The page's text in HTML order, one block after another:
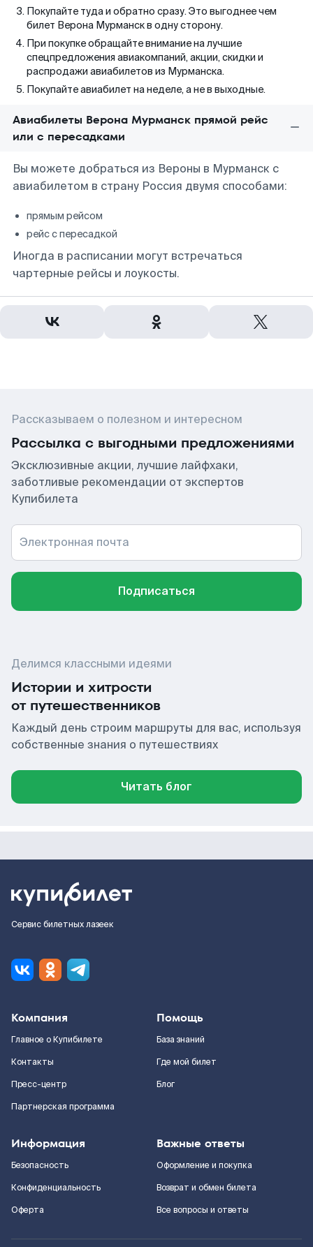
Покупайте туда и обратно сразу. Это выгоднее чем
билет Верона Мурманск в одну сторону.
При покупке обращайте внимание на лучшие
спецпредложения авиакомпаний, акции, скидки и
распродажи авиабилетов из Мурманска.
Покупайте авиабилет на неделе, а не в выходные.
Авиабилеты Верона Мурманск прямой рейс
или с пересадками
Вы можете добраться из Вероны в Мурманск с
авиабилетом в страну Россия двумя способами:
прямым рейсом
рейс с пересадкой
Иногда в расписании могут встречаться
чартерные рейсы и лоукосты.
Рассказываем о полезном и интересном
Рассылка с выгодными предложениями
Эксклюзивные акции, лучшие лайфхаки,
заботливые рекомендации от экспертов
Купибилета
Электронная почта
Подписаться
Делимся классными идеями
Истории и хитрости
от путешественников
Каждый день строим маршруты для вас, используя
собственные знания о путешествиях
Читать блог
Сервис билетных лазеек
Компания
Главное о Купибилете
Контакты
Пресс-центр
Партнерская программа
Помощь
База знаний
Где мой билет
Блог
Информация
Безопасность
Конфиденциальность
Оферта
Важные ответы
Оформление и покупка
Возврат и обмен билета
Все вопросы и ответы